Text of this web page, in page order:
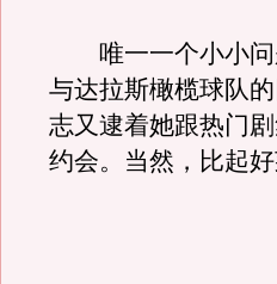
唯一一个小小问
与达拉斯橄榄球队
志又逮着她跟热门
约会。当然，比起